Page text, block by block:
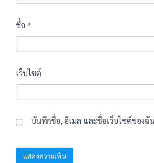
ชื่อ *
เว็บไซต์
บันทึกชื่อ, อีเมล และชื่อเว็บไซต์ของฉั